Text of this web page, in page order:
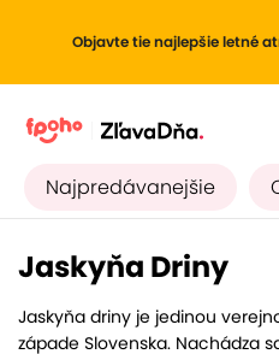
Objavte tie najlepšie letné
Najpredávanejšie
Jaskyňa Driny
Jaskyňa driny je jedinou
západe Slovenska. Nachádza